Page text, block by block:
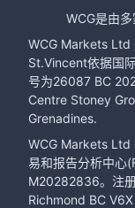
WCG是由多
WCG Markets Ltd
St.Vincent依据国
号为26087 BC
Centre Stoney
Grenadines.
WCG Markets Ltd
易和报告分析中心
M20282836。注
Richmond BC